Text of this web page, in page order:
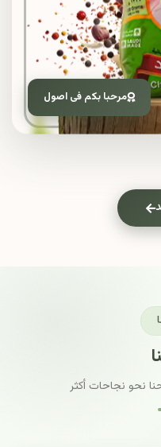
مرحبا بكم فى اصول
نحو نجاحات أكثر